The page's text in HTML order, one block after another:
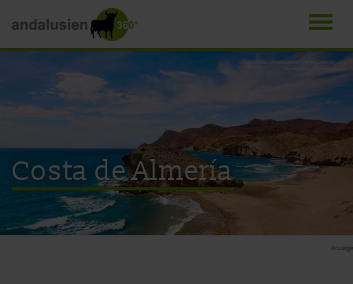
Costa de Almería
DER PLAYA DEL MONSUL IM NATURPARK CABO DE GATA
Anzeige